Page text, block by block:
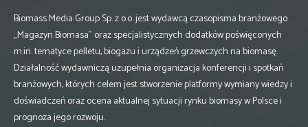
Biomass Media Group Sp. z o.o. jest wydawcą czasopisma branżowego
„Magazyn Biomasa” oraz specjalistycznych dodatków poświęconych
m.in. tematyce pelletu, biogazu i urządzeń grzewczych na biomasę.
Działalność wydawniczą uzupełnia organizacja konferencji i spotkań
branżowych, których celem jest stworzenie platformy wymiany wiedzy i
doświadczeń oraz ocena aktualnej sytuacji rynku biomasy w Polsce i
prognoza jego rozwoju.